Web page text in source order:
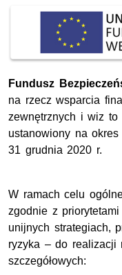
Fundusz
na rzecz wsparcia
zewnętrznych i wiz to
ustanowiony na
31 grudnia 2020 r.
W ramach celu
zgodnie z
unijnych strategiach,
ryzyka – do realizacji
szczegółowych: